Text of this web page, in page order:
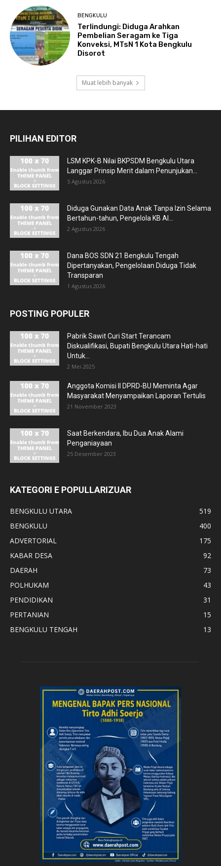
BENGKULU
Terlindungi: Diduga Arahkan
Pembelian Seragam ke Tiga
Konveksi, MTsN 1 Kota Bengkulu
Disorot
Muat lebih banyak
PILIHAN EDITOR
LSM KPK-B Nilai BKPSDM Bengkulu Utara
Langgar Prinsip Merit dalam Penunjukan...
5 Agustus 2026
Diduga Gunakan Data Anak Tanpa Izin Selama
Bertahun-tahun, Pengelola KB Al...
2 Agustus 2026
Dana BOS SDN 21 Bengkulu Tengah
Dipertanyakan, Pengelolaan Diduga Tidak
Transparan
1 Agustus 2026
POSTING POPULER
Pabrik Sawit Curi Start Terancam
Diskualifikasi, Bupati Bengkulu Utara Hati-hati
Untuk...
2 Mei 2025
Anggota Komisi II DPRD-BU Meminta Agar
Masyarakat Menyampaikan Laporan Tertulis
21 November 2023
Saat Berkendara, Ibu Dua Anak Alami
Penganiayaan
25 Desember 2023
KATEGORI E POPULLARIZUAR
BENGKULU UTARA
519
BENGKULU
400
ADVERTORIAL
175
KABAR DESA
92
DAERAH
73
POLHUKAM
43
PENDIDIKAN
31
PERTANIAN
15
BENGKULU TENGAH
13